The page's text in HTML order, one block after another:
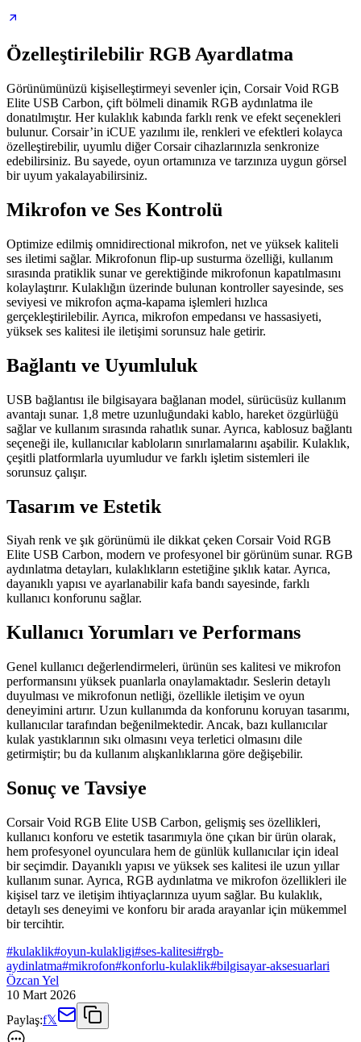
Özelleştirilebilir RGB Ayardlatma
Görünümünüzü kişiselleştirmeyi sevenler için, Corsair Void RGB
Elite USB Carbon, çift bölmeli dinamik RGB aydınlatma ile
donatılmıştır. Her kulaklık kabında farklı renk ve efekt seçenekleri
bulunur. Corsair’in iCUE yazılımı ile, renkleri ve efektleri kolayca
özelleştirebilir, uyumlu diğer Corsair cihazlarınızla senkronize
edebilirsiniz. Bu sayede, oyun ortamınıza ve tarzınıza uygun görsel
bir uyum yakalayabilirsiniz.
Mikrofon ve Ses Kontrolü
Optimize edilmiş omnidirectional mikrofon, net ve yüksek kaliteli
ses iletimi sağlar. Mikrofonun flip-up susturma özelliği, kullanım
sırasında pratiklik sunar ve gerektiğinde mikrofonun kapatılmasını
kolaylaştırır. Kulaklığın üzerinde bulunan kontroller sayesinde, ses
seviyesi ve mikrofon açma-kapama işlemleri hızlıca
gerçekleştirilebilir. Ayrıca, mikrofon empedansı ve hassasiyeti,
yüksek ses kalitesi ile iletişimi sorunsuz hale getirir.
Bağlantı ve Uyumluluk
USB bağlantısı ile bilgisayara bağlanan model, sürücüsüz kullanım
avantajı sunar. 1,8 metre uzunluğundaki kablo, hareket özgürlüğü
sağlar ve kullanım sırasında rahatlık sunar. Ayrıca, kablosuz bağlantı
seçeneği ile, kullanıcılar kabloların sınırlamalarını aşabilir. Kulaklık,
çeşitli platformlarla uyumludur ve farklı işletim sistemleri ile
sorunsuz çalışır.
Tasarım ve Estetik
Siyah renk ve şık görünümü ile dikkat çeken Corsair Void RGB
Elite USB Carbon, modern ve profesyonel bir görünüm sunar. RGB
aydınlatma detayları, kulaklıkların estetiğine şıklık katar. Ayrıca,
dayanıklı yapısı ve ayarlanabilir kafa bandı sayesinde, farklı
kullanıcı konforunu sağlar.
Kullanıcı Yorumları ve Performans
Genel kullanıcı değerlendirmeleri, ürünün ses kalitesi ve mikrofon
performansını yüksek puanlarla onaylamaktadır. Seslerin detaylı
duyulması ve mikrofonun netliği, özellikle iletişim ve oyun
deneyimini artırır. Uzun kullanımda da konforunu koruyan tasarımı,
kullanıcılar tarafından beğenilmektedir. Ancak, bazı kullanıcılar
kulak yastıklarının sıkı olmasını veya terletici olmasını dile
getirmiştir; bu da kullanım alışkanlıklarına göre değişebilir.
Sonuç ve Tavsiye
Corsair Void RGB Elite USB Carbon, gelişmiş ses özellikleri,
kullanıcı konforu ve estetik tasarımıyla öne çıkan bir ürün olarak,
hem profesyonel oyunculara hem de günlük kullanıcılar için ideal
bir seçimdir. Dayanıklı yapısı ve yüksek ses kalitesi ile uzun yıllar
kullanım sunar. Ayrıca, RGB aydınlatma ve mikrofon özellikleri ile
kişisel tarz ve iletişim ihtiyaçlarınıza uyum sağlar. Bu kulaklık,
detaylı ses deneyimi ve konforu bir arada arayanlar için mükemmel
bir tercihtir.
#kulaklik#oyun-kulakligi#ses-kalitesi#rgb-
aydinlatma#mikrofon#konforlu-kulaklik#bilgisayar-aksesuarlari
Özcan Yel
10 Mart 2026
Paylaş:f𝕏